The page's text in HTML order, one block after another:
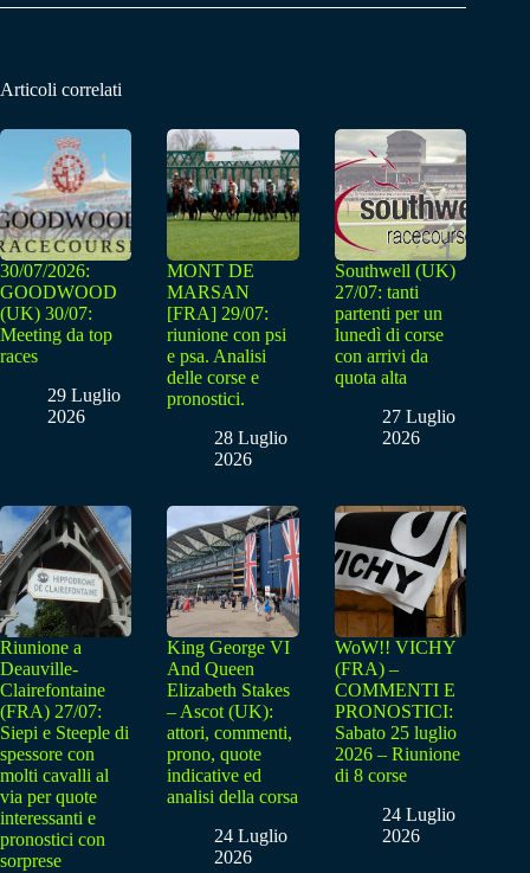
Articoli correlati
30/07/2026:
GOODWOOD
(UK) 30/07:
Meeting da top
races
29 Luglio
2026
MONT DE
MARSAN
[FRA] 29/07:
riunione con psi
e psa. Analisi
delle corse e
pronostici.
28 Luglio
2026
Southwell (UK)
27/07: tanti
partenti per un
lunedì di corse
con arrivi da
quota alta
27 Luglio
2026
Riunione a
Deauville-
Clairefontaine
(FRA) 27/07:
Siepi e Steeple di
spessore con
molti cavalli al
via per quote
interessanti e
pronostici con
sorprese
King George VI
And Queen
Elizabeth Stakes
– Ascot (UK):
attori, commenti,
prono, quote
indicative ed
analisi della corsa
24 Luglio
2026
WoW!! VICHY
(FRA) –
COMMENTI E
PRONOSTICI:
Sabato 25 luglio
2026 – Riunione
di 8 corse
24 Luglio
2026